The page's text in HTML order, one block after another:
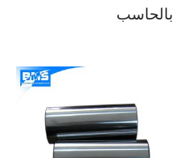
بالحاسب